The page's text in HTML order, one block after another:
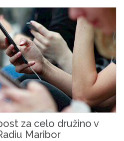
za celo družino v
Maribor